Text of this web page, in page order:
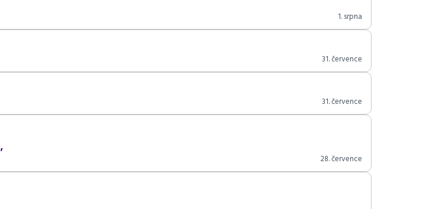
1. srpna
31. července
31. července
28. července